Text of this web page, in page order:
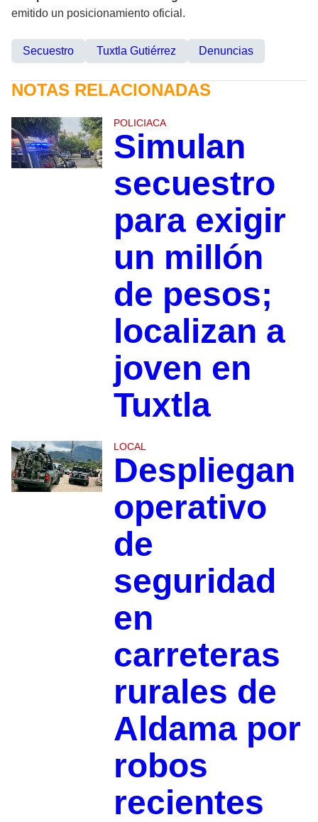
emitido un posicionamiento oficial.
Secuestro Tuxtla Gutiérrez Denuncias
NOTAS RELACIONADAS
POLICIACA
Simulan
secuestro
para exigir
un millón
de pesos;
localizan a
joven en
Tuxtla
LOCAL
Despliegan
operativo
de
seguridad
en
carreteras
rurales de
Aldama por
robos
recientes